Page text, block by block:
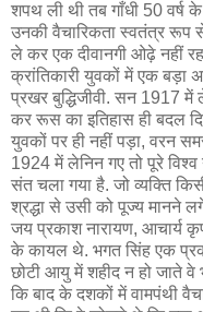
शपथ ली थी तब गाँधी 50
उनकी वैचारिकता स्वतंत्र
ले कर एक दीवानगी ओढ़े नहीं
क्रांतिकारी युवकों में एक बड़ा
प्रखर बुद्धिजीवी. सन 1917
कर रूस का इतिहास ही बदल
युवकों पर ही नहीं पड़ा, वरन
1924 में लेनिन गए तो पूरे
संत चला गया है. जो व्यक्ति
श्रद्धा से उसी को पूज्य मानने
जय प्रकाश नारायण, आचार्य
के कायल थे. भगत सिंह एक
छोटी आयु में शहीद न हो जाते वे
कि बाद के दशकों में वामपंथी